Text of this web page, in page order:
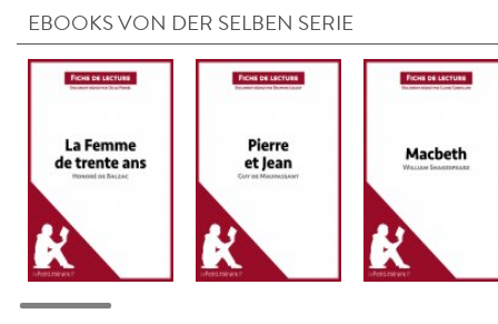
EBOOKS VON DER SELBEN SERIE